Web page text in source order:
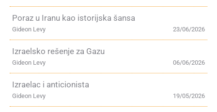
Poraz u Iranu kao istorijska šansa
23/06/2026
Gideon Levy
Izraelsko rešenje za Gazu
06/06/2026
Gideon Levy
Izraelac i anticionista
19/05/2026
Gideon Levy